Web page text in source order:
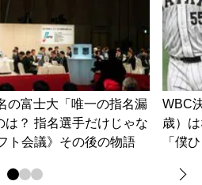
の富士大「唯一の指名漏
？ 指名選手だけじゃな
ト会議》その後の物語
WBC
歳）
「僕